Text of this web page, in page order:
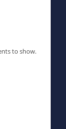
to show.